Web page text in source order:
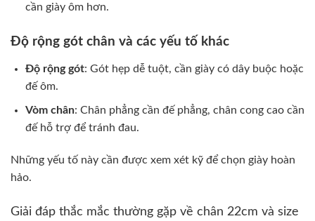
cần giày ôm hơn.
Độ rộng gót chân và các yếu tố khác
Độ rộng gót: Gót hẹp dễ tuột, cần giày có dây buộc hoặc
đế ôm.
Vòm chân: Chân phẳng cần đế phẳng, chân cong cao cần
đế hỗ trợ để tránh đau.
Những yếu tố này cần được xem xét kỹ để chọn giày hoàn
hảo.
Giải đáp thắc mắc thường gặp về chân 22cm và size